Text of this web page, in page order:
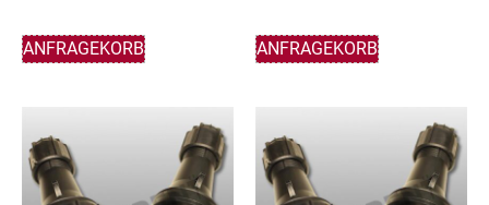
ANFRAGEKORB ANFRAGEKORB